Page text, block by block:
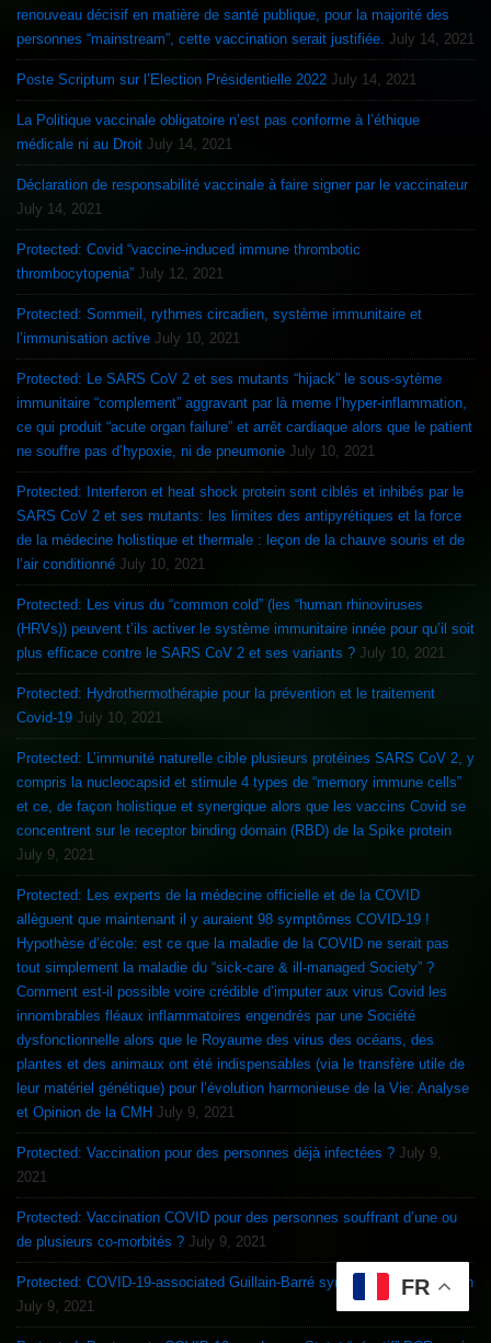
renouveau décisif en matière de santé publique, pour la majorité des
personnes “mainstream”, cette vaccination serait justifiée. July 14, 2021
Poste Scriptum sur l’Election Présidentielle 2022 July 14, 2021
La Politique vaccinale obligatoire n’est pas conforme à l’éthique
médicale ni au Droit July 14, 2021
Déclaration de responsabilité vaccinale à faire signer par le vaccinateur
July 14, 2021
Protected: Covid “vaccine-induced immune thrombotic
thrombocytopenia” July 12, 2021
Protected: Sommeil, rythmes circadien, système immunitaire et
l’immunisation active July 10, 2021
Protected: Le SARS CoV 2 et ses mutants “hijack” le sous-sytème
immunitaire “complement” aggravant par là meme l’hyper-inflammation,
ce qui produit “acute organ failure” et arrêt cardiaque alors que le patient
ne souffre pas d’hypoxie, ni de pneumonie July 10, 2021
Protected: Interferon et heat shock protein sont ciblés et inhibés par le
SARS CoV 2 et ses mutants: les limites des antipyrétiques et la force
de la médecine holistique et thermale : leçon de la chauve souris et de
l’air conditionné July 10, 2021
Protected: Les virus du “common cold” (les “human rhinoviruses
(HRVs)) peuvent t’ils activer le système immunitaire innée pour qu’il soit
plus efficace contre le SARS CoV 2 et ses variants ? July 10, 2021
Protected: Hydrothermothérapie pour la prévention et le traitement
Covid-19 July 10, 2021
Protected: L’immunité naturelle cible plusieurs protéines SARS CoV 2, y
compris la nucleocapsid et stimule 4 types de “memory immune cells”
et ce, de façon holistique et synergique alors que les vaccins Covid se
concentrent sur le receptor binding domain (RBD) de la Spike protein
July 9, 2021
Protected: Les experts de la médecine officielle et de la COVID
allèguent que maintenant il y auraient 98 symptômes COVID-19 !
Hypothèse d’école: est ce que la maladie de la COVID ne serait pas
tout simplement la maladie du “sick-care & ill-managed Society” ?
Comment est-il possible voire crédible d’imputer aux virus Covid les
innombrables fléaux inflammatoires engendrés par une Société
dysfonctionnelle alors que le Royaume des virus des océans, des
plantes et des animaux ont été indispensables (via le transfère utile de
leur matériel génétique) pour l’évolution harmonieuse de la Vie: Analyse
et Opinion de la CMH July 9, 2021
Protected: Vaccination pour des personnes déjà infectées ? July 9,
2021
Protected: Vaccination COVID pour des personnes souffrant d’une ou
de plusieurs co-morbités ? July 9, 2021
Protected: COVID-19-associated Guillain-Barré syndrome & Vaccination
July 9, 2021
FR